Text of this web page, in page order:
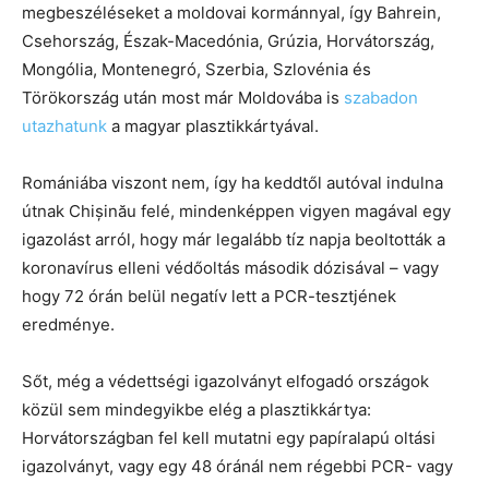
megbeszéléseket a moldovai kormánnyal, így Bahrein,
Csehország, Észak-Macedónia, Grúzia, Horvátország,
Mongólia, Montenegró, Szerbia, Szlovénia és
Törökország után most már Moldovába is szabadon
utazhatunk a magyar plasztikkártyával.
Romániába viszont nem, így ha keddtől autóval indulna
útnak Chișinău felé, mindenképpen vigyen magával egy
igazolást arról, hogy már legalább tíz napja beoltották a
koronavírus elleni védőoltás második dózisával – vagy
hogy 72 órán belül negatív lett a PCR-tesztjének
eredménye.
Sőt, még a védettségi igazolványt elfogadó országok
közül sem mindegyikbe elég a plasztikkártya:
Horvátországban fel kell mutatni egy papíralapú oltási
igazolványt, vagy egy 48 óránál nem régebbi PCR- vagy